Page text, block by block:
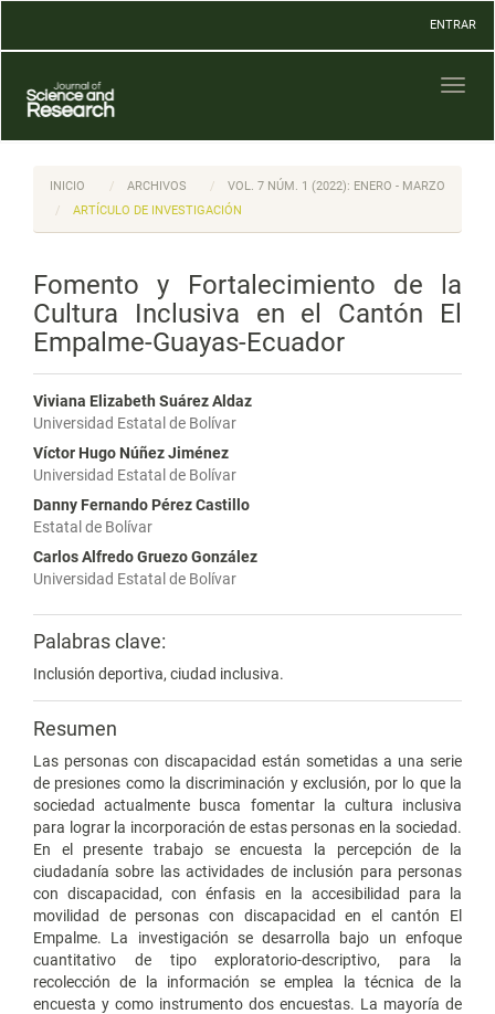
Contenido
Barra
lateral
ENTRAR
INICIO ARCHIVOS
VOL. 7 NÚM. 1 (2022): ENERO - MARZO
ARTÍCULO DE INVESTIGACIÓN
Fomento y Fortalecimiento de la
Cultura Inclusiva en el Cantón El
Empalme-Guayas-Ecuador
Viviana Elizabeth Suárez Aldaz
Universidad Estatal de Bolívar
Víctor Hugo Núñez Jiménez
Universidad Estatal de Bolívar
Danny Fernando Pérez Castillo
Estatal de Bolívar
Carlos Alfredo Gruezo González
Universidad Estatal de Bolívar
Palabras clave:
Inclusión deportiva, ciudad inclusiva.
Resumen
Las personas con discapacidad están sometidas a una serie
de presiones como la discriminación y exclusión, por lo que la
sociedad actualmente busca fomentar la cultura inclusiva
para lograr la incorporación de estas personas en la sociedad.
En el presente trabajo se encuesta la percepción de la
ciudadanía sobre las actividades de inclusión para personas
con discapacidad, con énfasis en la accesibilidad para la
movilidad de personas con discapacidad en el cantón El
Empalme. La investigación se desarrolla bajo un enfoque
cuantitativo de tipo exploratorio-descriptivo, para la
recolección de la información se emplea la técnica de la
encuesta y como instrumento dos encuestas. La mayoría de